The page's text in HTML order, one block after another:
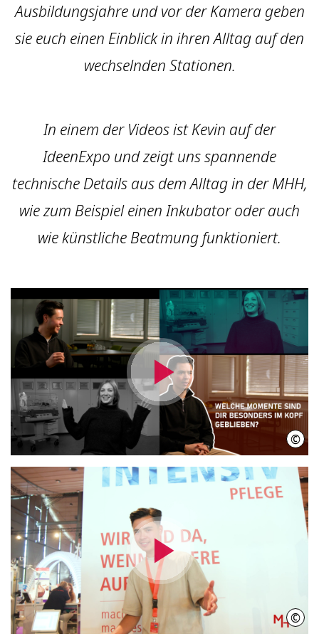
Ausbildungsjahre und vor der Kamera geben
sie euch einen Einblick in ihren Alltag auf den
wechselnden Stationen.
In einem der Videos ist Kevin auf der
IdeenExpo und zeigt uns spannende
technische Details aus dem Alltag in der MHH,
wie zum Beispiel einen Inkubator oder auch
wie künstliche Beatmung funktioniert.
Video
abspielen
©
Video
abspielen
©